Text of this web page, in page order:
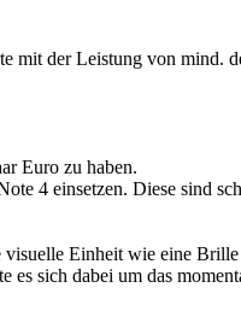
mit der Leistung von mind.
Euro zu haben.
4 einsetzen. Diese sind
visuelle Einheit wie eine Brille
es sich dabei um das